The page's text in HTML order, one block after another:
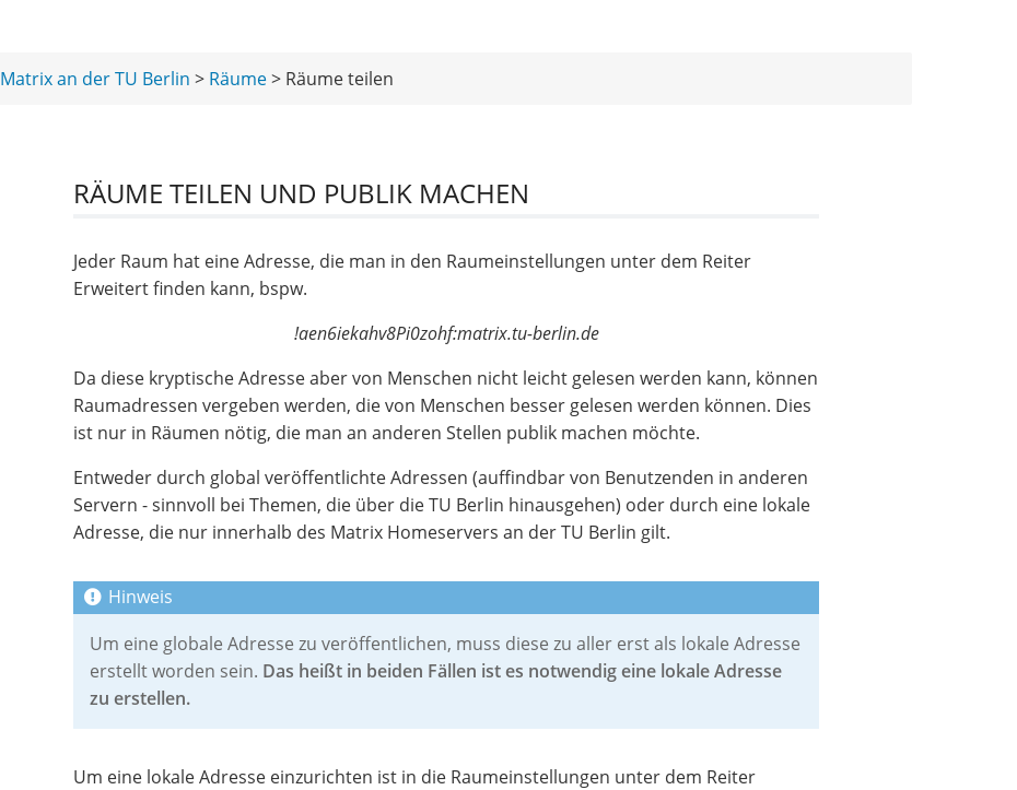
Matrix an der TU Berlin > Räume> Räume teilen
RÄUME TEILEN UND PUBLIK MACHEN
Jeder Raum hat eine Adresse, die man in den Raumeinstellungen unter dem Reiter
Erweitert finden kann, bspw.
!aen6iekahv8Pi0zohf:matrix.tu-berlin.de
Da diese kryptische Adresse aber von Menschen nicht leicht gelesen werden kann, können
Raumadressen vergeben werden, die von Menschen besser gelesen werden können. Dies
ist nur in Räumen nötig, die man an anderen Stellen publik machen möchte.
Entweder durch global veröffentlichte Adressen (auffindbar von Benutzenden in anderen
Servern - sinnvoll bei Themen, die über die TU Berlin hinausgehen) oder durch eine lokale
Adresse, die nur innerhalb des Matrix Homeservers an der TU Berlin gilt.
Um eine globale Adresse zu veröffentlichen, muss diese zu aller erst als lokale Adresse
erstellt worden sein. Das heißt in beiden Fällen ist es notwendig eine lokale Adresse
zu erstellen.
Um eine lokale Adresse einzurichten ist in die Raumeinstellungen unter dem Reiter